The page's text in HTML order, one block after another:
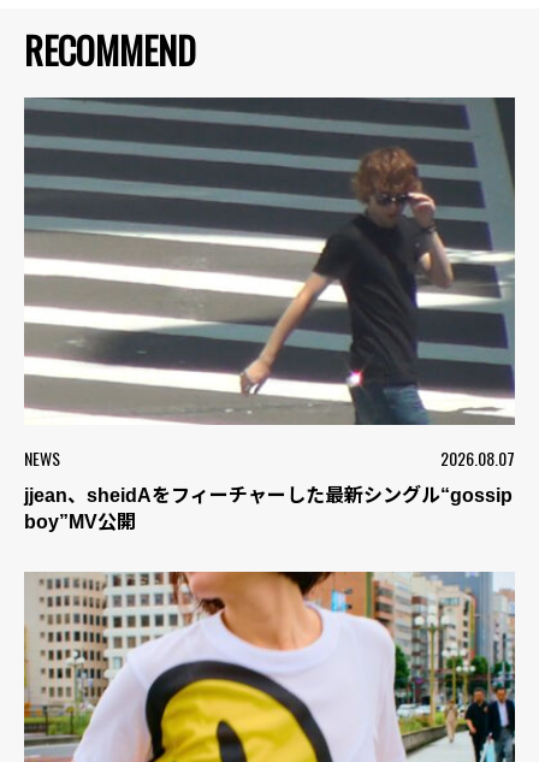
RECOMMEND
NEWS 2026.08.07
jjean、sheidAをフィーチャーした最新シングル“gossip
boy”MV公開